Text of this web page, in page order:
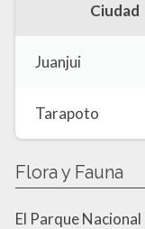
Ciudad
Juanjui
Tarapoto
Flora y Fauna
El Parque